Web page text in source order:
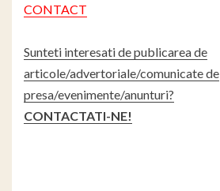
CONTACT
Sunteti interesati de publicarea de
articole/advertoriale/comunicate de
presa/evenimente/anunturi?
CONTACTATI-NE!